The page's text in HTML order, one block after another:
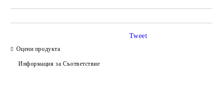
Оцени продукта
Информация за Съответствие
Tweet